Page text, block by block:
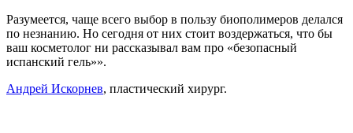
Разумеется, чаще всего выбор в пользу биополимеров делался
по незнанию. Но сегодня от них стоит воздержаться, что бы
ваш косметолог ни рассказывал вам про «безопасный
испанский гель»».
Андрей Искорнев, пластический хирург.